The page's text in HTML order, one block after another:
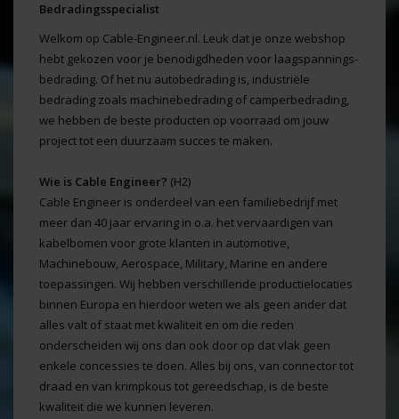
Bedradingsspecialist
Welkom op Cable-Engineer.nl. Leuk dat je onze webshop
hebt gekozen voor je benodigdheden voor laagspannings-
bedrading. Of het nu autobedrading is, industriële
bedrading zoals machinebedrading of camperbedrading,
we hebben de beste producten op voorraad om jouw
project tot een duurzaam succes te maken.
Wie is Cable Engineer? (H2)
Cable Engineer is onderdeel van een familiebedrijf met
meer dan 40 jaar ervaring in o.a. het vervaardigen van
kabelbomen voor grote klanten in automotive,
Machinebouw, Aerospace, Military, Marine en andere
toepassingen. Wij hebben verschillende productielocaties
binnen Europa en hierdoor weten we als geen ander dat
alles valt of staat met kwaliteit en om die reden
onderscheiden wij ons dan ook door op dat vlak geen
enkele concessies te doen. Alles bij ons, van connector tot
draad en van krimpkous tot gereedschap, is de beste
kwaliteit die we kunnen leveren.